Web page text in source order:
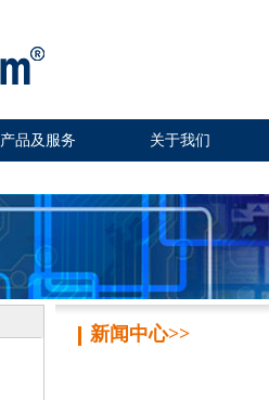
产品及服务 关于我们
新闻中心>>